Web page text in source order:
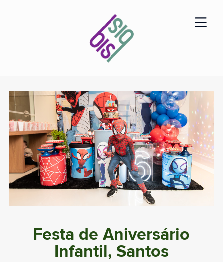
Festa de Aniversário
Infantil, Santos